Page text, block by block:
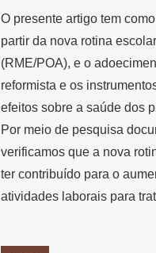
O presente artigo tem
partir da nova rotina
(RME/POA), e o
reformista e os
efeitos sobre a saúde dos
Por meio de pesquisa
verificamos que a nova
ter contribuído para o
atividades laborais para